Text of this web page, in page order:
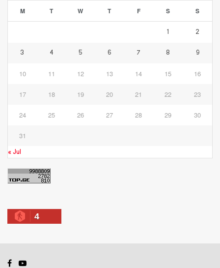
M T W T F S S
1 2
3 4 5 6 7 8 9
10 11 12 13 14 15 16
17 18 19 20 21 22 23
24 25 26 27 28 29 30
31
« Jul
4